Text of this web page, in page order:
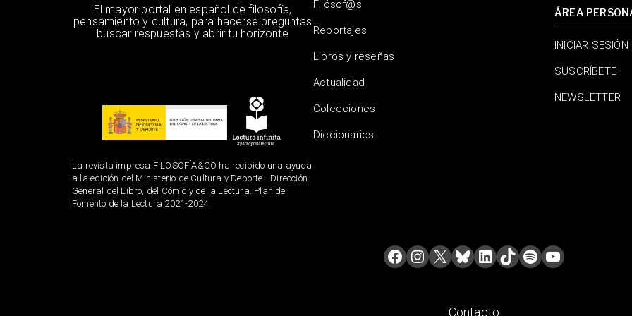
El mayor portal en español de filosofía,
pensamiento y cultura, para hacerse preguntas
buscar respuestas y abrir tu horizonte
La revista impresa FILOSOFÍA&CO ha recibido una ayuda
a la edición del Ministerio de Cultura y Deporte - Dirección
General del Libro, del Cómic y de la Lectura. Plan de
Fomento de la Lectura 2021-2024.
Filósof@s
Reportajes
Libros y reseñas
Actualidad
Colecciones
Diccionarios
ÁREA
INICIAR SESIÓN
SUSCRÍBETE
NEWSLETTER
Contacto